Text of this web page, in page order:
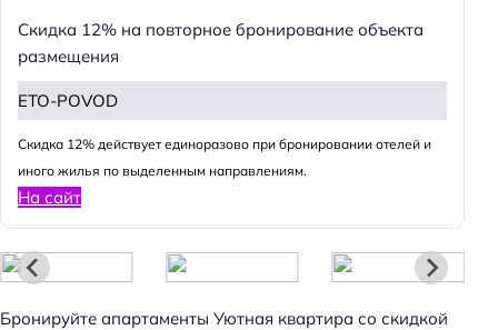
Скидка 12% на повторное бронирование объекта
размещения
ETO-POVOD
Cкидка 12% действует единоразово при бронировании отелей и
иного жилья по выделенным направлениям.
На сайт
Бронируйте апартаменты Уютная квартира со скидкой
Н
а
т
: